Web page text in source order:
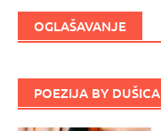
OGLAŠAVANJE
POEZIJA BY DUŠICA